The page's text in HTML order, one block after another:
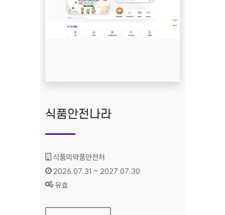
식품안전나라
기관명 :
식품의약품안전처
인증기간 :
2026.07.31 ~ 2027.07.30
상태 :
유효